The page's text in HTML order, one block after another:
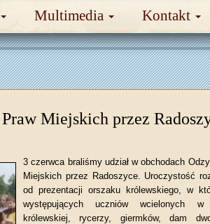
Multimedia Kontakt
Miejskich przez
3 czerwca braliśmy udział w obchodach
Miejskich przez Radoszyce. Uroczystość
od prezentacji orszaku królewskiego, w
występujących uczniów wcielonych
królewskiej, rycerzy, giermków, dam